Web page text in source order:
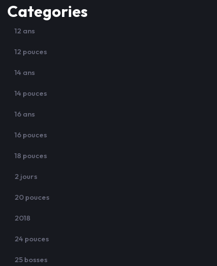
Categories
12 ans
12 pouces
14 ans
14 pouces
16 ans
16 pouces
18 pouces
2 jours
20 pouces
2018
24 pouces
25 bosses